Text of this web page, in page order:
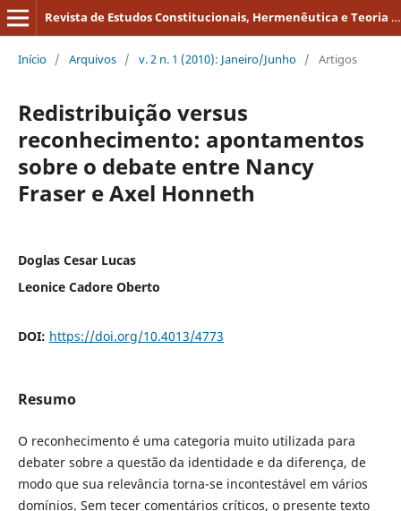
Revista de Estudos Constitucionais, Hermenêutica e Teoria do Direito
Início / Arquivos / v. 2 n. 1 (2010): Janeiro/Junho / Artigos
Redistribuição versus
reconhecimento: apontamentos
sobre o debate entre Nancy
Fraser e Axel Honneth
Doglas Cesar Lucas
Leonice Cadore Oberto
DOI: https://doi.org/10.4013/4773
Resumo
O reconhecimento é uma categoria muito utilizada para
debater sobre a questão da identidade e da diferença, de
modo que sua relevância torna-se incontestável em vários
domínios. Sem tecer comentários críticos, o presente texto